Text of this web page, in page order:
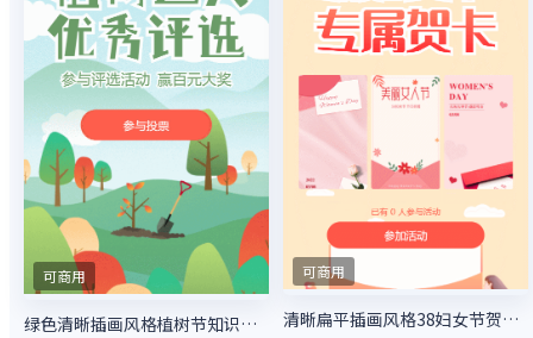
可商用
绿色清晰插画风格植树节知识答题活动
可商用
清晰扁平插画风格38妇女节贺卡活动